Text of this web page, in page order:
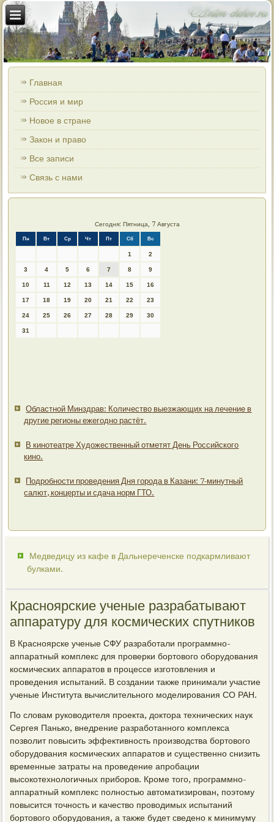
Главная
Россия и мир
Новое в стране
Закон и право
Все записи
Связь с нами
Сегодня: Пятница, 7 Августа
Пн Вт Ср Чт Пт Сб Вс
1 2
3 4 5 6 7 8 9
10 11 12 13 14 15 16
17 18 19 20 21 22 23
24 25 26 27 28 29 30
31
Областной Минздрав: Количество выезжающих на лечение в
другие регионы ежегодно растёт.
В кинотеатре Художественный отметят День Российского
кино.
Подробности проведения Дня города в Казани: 7-минутный
салют, концерты и сдача норм ГТО.
Медведицу из кафе в Дальнереченске подкармливают
булками.
Красноярские ученые разрабатывают
аппаратуру для космических спутников
В Красноярске ученые СФУ разработали программно-
аппаратный комплекс для проверки бортового оборудования
космических аппаратов в процессе изготовления и
проведения испытаний. В создании также принимали участие
ученые Института вычислительного моделирования СО РАН.
По словам руководителя проекта, доктора технических наук
Сергея Панько, внедрение разработанного комплекса
позволит повысить эффективность производства бортового
оборудования космических аппаратов и существенно снизить
временные затраты на проведение апробации
высокотехнологичных приборов. Кроме того, программно-
аппаратный комплекс полностью автоматизирован, поэтому
повысится точность и качество проводимых испытаний
бортового оборудования, а также будет сведено к минимуму